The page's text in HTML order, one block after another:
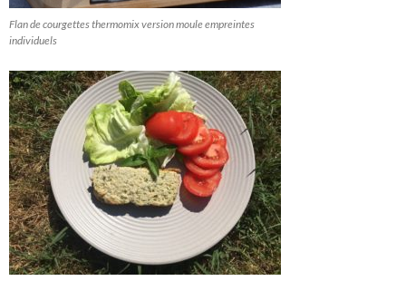
Flan de courgettes thermomix version moule empreintes
individuels